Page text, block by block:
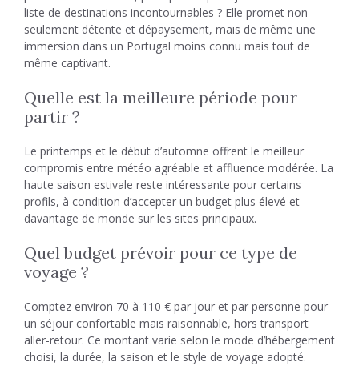
liste de destinations incontournables ? Elle promet non
seulement détente et dépaysement, mais de même une
immersion dans un Portugal moins connu mais tout de
même captivant.
Quelle est la meilleure période pour
partir ?
Le printemps et le début d’automne offrent le meilleur
compromis entre météo agréable et affluence modérée. La
haute saison estivale reste intéressante pour certains
profils, à condition d’accepter un budget plus élevé et
davantage de monde sur les sites principaux.
Quel budget prévoir pour ce type de
voyage ?
Comptez environ 70 à 110 € par jour et par personne pour
un séjour confortable mais raisonnable, hors transport
aller-retour. Ce montant varie selon le mode d’hébergement
choisi, la durée, la saison et le style de voyage adopté.